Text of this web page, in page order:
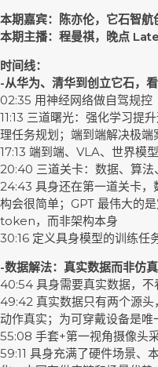
本期嘉宾：陈亦伦，它石智航
本期主播：程曼祺，晚点
时间线：
-从华为、清华到创立它石，
02:35 用神经网络做自驾规
11:13 三道曙光：强化学习
理任务规划；端到端解决极端
17:13 端到端、VLA、世界模
20:40 三道关卡：数据、算法
24:43 具身还在第一道关卡，
构会很简单；GPT 最伟大的
token，而非架构本身
30:16 定义具身模型的训练任
-数据解法：真实数据而非仿
40:54 具身需要真实数据，不
49:42 真实数据只有两个源头
动作真实；为可穿戴设备是唯
55:08 手套+第一视角摄像头
59:11 具身充满了硬件场景、